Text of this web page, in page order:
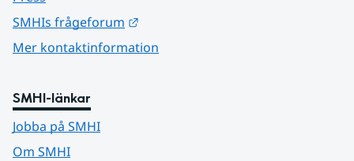
SMHIs frågeforum
Mer kontaktinformation
SMHI-länkar
Jobba på SMHI
Om SMHI